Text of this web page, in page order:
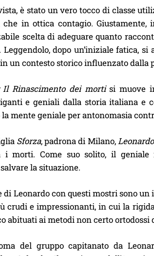
è stato un vero tocco di classe
che in ottica contagio.
scelta di adeguare quanto
Leggendolo, dopo un’iniziale fatica,
un contesto storico influenzato dalla
Il Rinascimento dei mortisi muove
e geniali dalla storia italiana e
mente geniale per antonomasia
Sforza, padrona di Milano,
morti. Come suo solito, il geniale
la situazione.
di Leonardo con questi mostri sono
crudi e impressionanti, in cui la
abituati ai metodi non certo ortodossi
del gruppo capitanato da